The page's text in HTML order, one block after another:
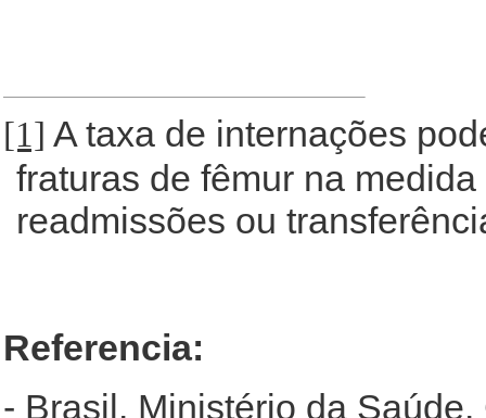
[1] A taxa de internações
fraturas de fêmur na
readmissões ou
Referencia:
- Brasil. Ministério da